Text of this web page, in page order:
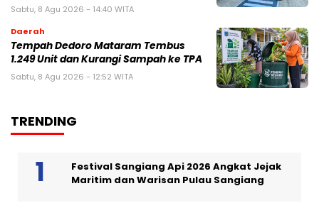
Sabtu, 8 Agu 2026 - 14:40 WITA
Daerah
Tempah Dedoro Mataram Tembus
1.249 Unit dan Kurangi Sampah ke TPA
Sabtu, 8 Agu 2026 - 12:52 WITA
TRENDING
Festival Sangiang Api 2026 Angkat Jejak
Maritim dan Warisan Pulau Sangiang